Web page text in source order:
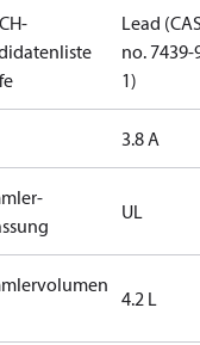
Lead
no. 7439-
1)
3.8 A
UL
4.2 L